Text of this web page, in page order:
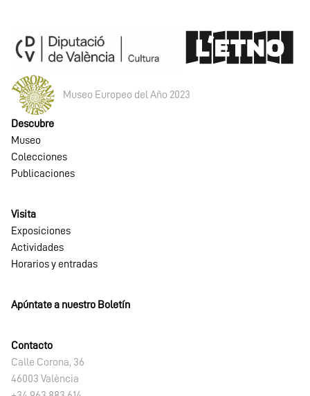
Museo Europeo del Año 2023
Descubre
Museo
Colecciones
Publicaciones
Visita
Exposiciones
Actividades
Horarios y entradas
Apúntate a nuestro Boletín
Contacto
Calle Corona, 36
46003 València